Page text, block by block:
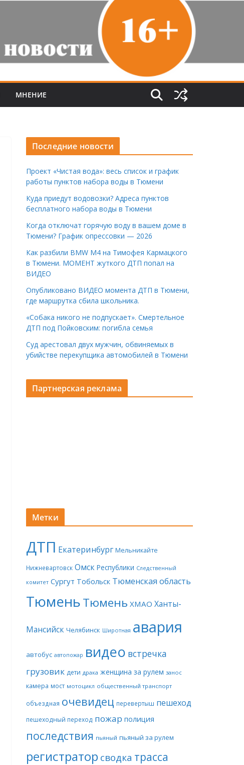
МНЕНИЕ
Последние новости
Проект «Чистая вода»: весь список и график
работы пунктов набора воды в Тюмени
Куда приедут водовозки? Адреса пунктов
бесплатного набора воды в Тюмени
Когда отключат горячую воду в вашем доме в
Тюмени? График опрессовки — 2026
Как разбили BMW M4 на Тимофея Кармацкого
в Тюмени. МОМЕНТ жуткого ДТП попал на
ВИДЕО
Опубликовано ВИДЕО момента ДТП в Тюмени,
где маршрутка сбила школьника.
«Собака никого не подпускает». Смертельное
ДТП под Пойковским: погибла семья
Суд арестовал двух мужчин, обвиняемых в
убийстве перекупщика автомобилей в Тюмени
Партнерская реклама
Метки
ДТП Екатеринбург Мельникайте
Нижневартовск Омск Республики Следственный
комитет Сургут Тобольск Тюменская область
ТюменьТюмень ХМАО Ханты-
Мансийск Челябинск Широтная авария
автобус автопожар видео встречка
грузовик дети драка женщина за рулем занос
камера мост мотоцикл общественный транспорт
объездная очевидец перевертыш пешеход
пешеходный переход пожар полиция
последствия пьяный пьяный за рулем
регистратор сводка трасса